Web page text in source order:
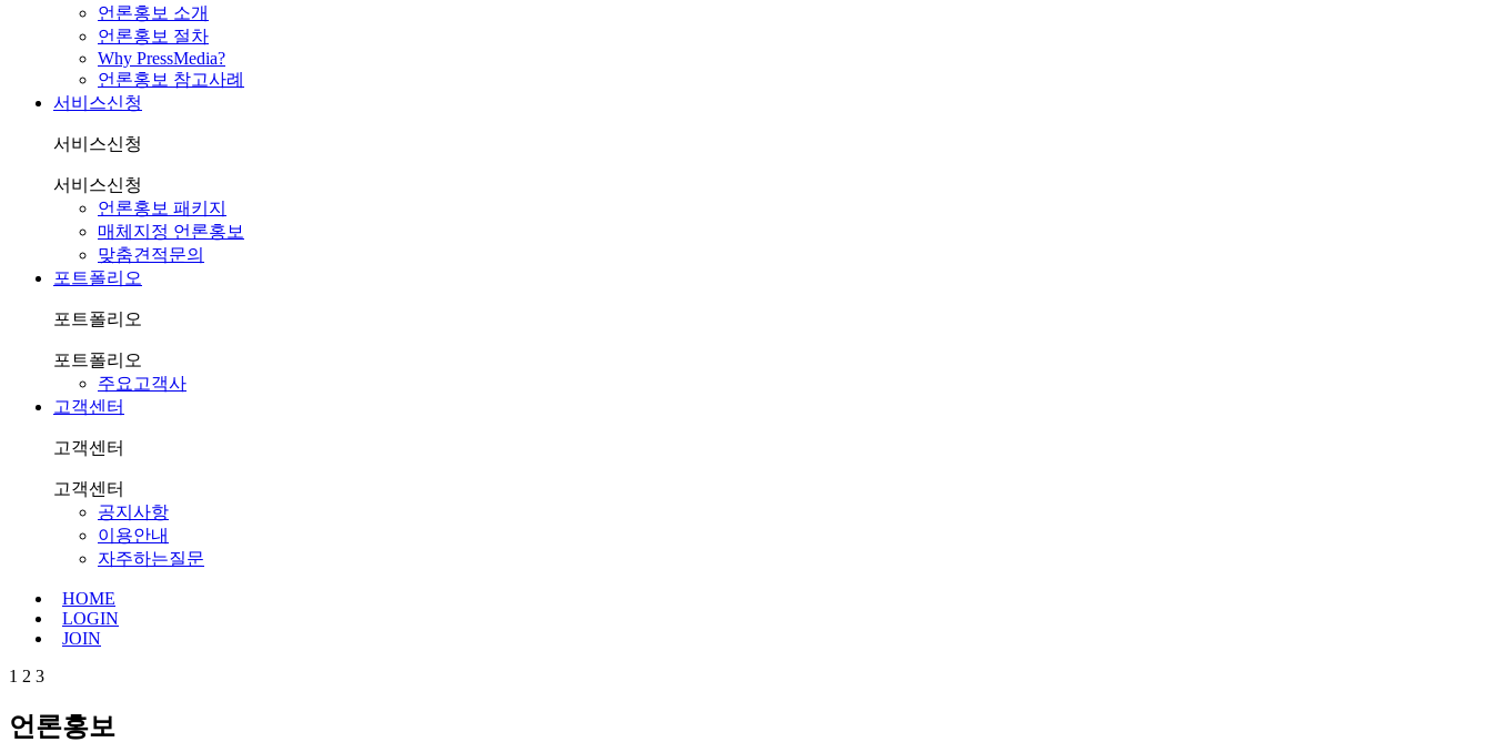
언론홍보 소개
언론홍보 절차
Why PressMedia?
언론홍보 참고사례
서비스신청
서비스신청
서비스신청
언론홍보 패키지
매체지정 언론홍보
맞춤견적문의
포트폴리오
포트폴리오
포트폴리오
주요고객사
고객센터
고객센터
고객센터
공지사항
이용안내
자주하는질문
HOME
LOGIN
JOIN
1 2 3
언론홍보